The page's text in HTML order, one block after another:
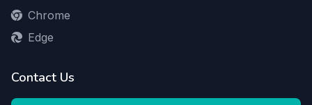
Chrome
Edge
Contact Us